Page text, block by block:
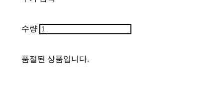
수량
품절된 상품입니다.